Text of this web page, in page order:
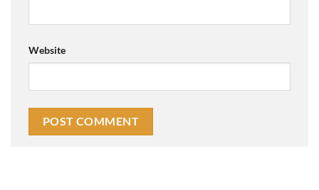
Website